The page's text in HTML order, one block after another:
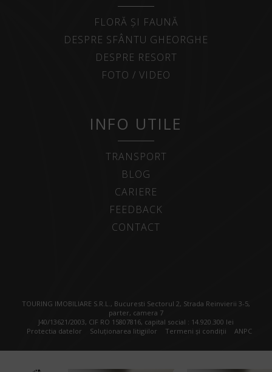
FLORĂ ȘI FAUNĂ
DESPRE SFÂNTU GHEORGHE
DESPRE RESORT
FOTO / VIDEO
INFO UTILE
TRANSPORT
BLOG
CARIERE
FEEDBACK
CONTACT
TOURING IMOBILIARE S.R.L., Bucuresti Sectorul 2, Strada Reinvierii 3-5,
parter, camera 7
J40/13621/2003, CIF RO 15807816, capital social : 14.920.300 lei
Protectia datelor
Soluționarea litigiilor Termeni și condiții ANPC